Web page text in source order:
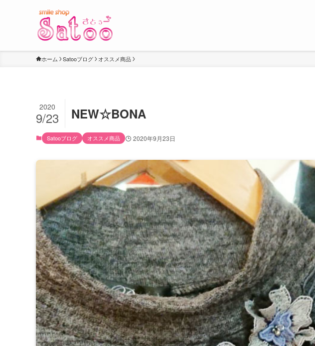
ホーム Satooブログ オススメ商品
NEW☆BONA
2020
9/23
Satooブログ オススメ商品 2020年9月23日